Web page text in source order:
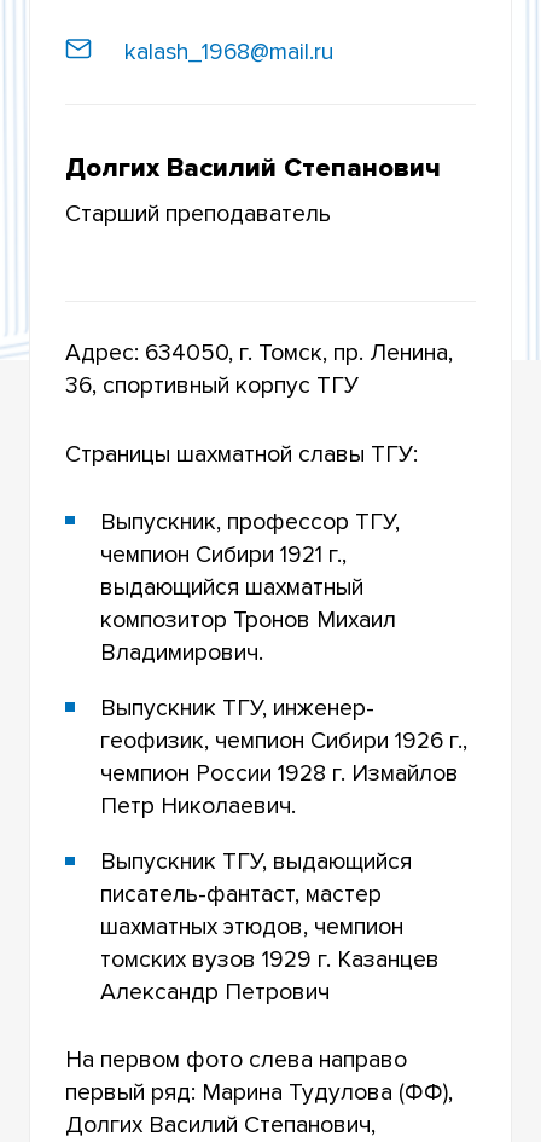
КЛУБ КАРАТЕ-ДО «АГАТ»
kalash_1968@mail.ru
Долгих Василий Степанович
Старший преподаватель
Адрес: 634050, г. Томск, пр. Ленина,
36, спортивный корпус ТГУ
Страницы шахматной славы ТГУ:
Выпускник, профессор ТГУ,
чемпион Сибири 1921 г.,
выдающийся шахматный
композитор Тронов Михаил
Владимирович.
Выпускник ТГУ, инженер-
геофизик, чемпион Сибири 1926 г.,
чемпион России 1928 г. Измайлов
Петр Николаевич.
Выпускник ТГУ, выдающийся
писатель-фантаст, мастер
шахматных этюдов, чемпион
томских вузов 1929 г. Казанцев
Александр Петрович
На первом фото слева направо
первый ряд: Марина Тудулова (ФФ),
Долгих Василий Степанович,